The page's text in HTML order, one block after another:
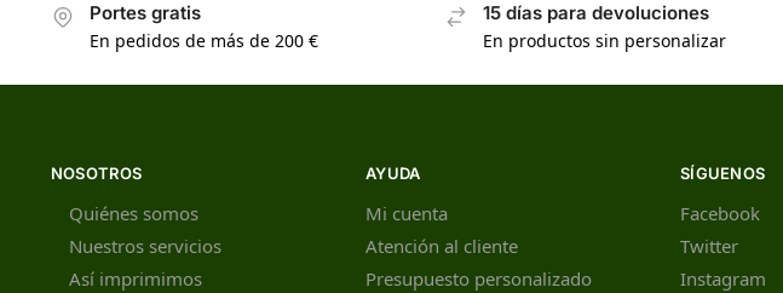
Portes gratis
En pedidos de más de 200 €
15 días para devoluciones
En productos sin personalizar
NOSOTROS
Quiénes somos
Nuestros servicios
Así imprimimos
AYUDA
Mi cuenta
Atención al cliente
Presupuesto personalizado
SÍGUENOS
Facebook
Twitter
Instagram